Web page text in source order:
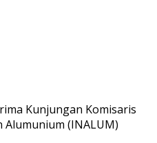
Kunjungan Komisaris
Alumunium (INALUM)